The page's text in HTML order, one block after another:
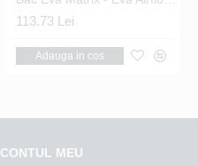
113.73 Lei
Adauga in cos
CONTUL MEU